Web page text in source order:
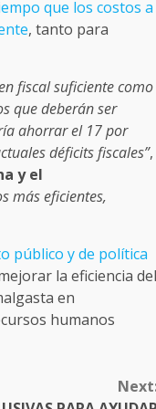
que los costos a
, tanto para
fiscal suficiente como
que deberán ser
ahorrar el 17 por
déficits fiscales”,
y el
más eficientes,
público y de política
la eficiencia del
en
humanos